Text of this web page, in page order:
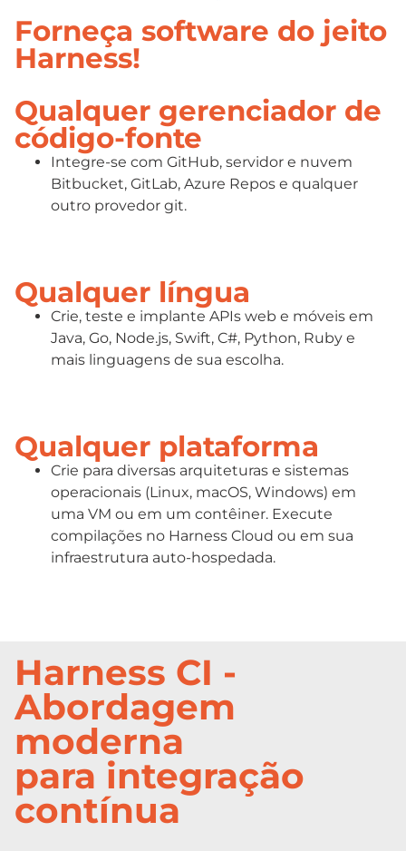
Forneça software do jeito
Harness!
Qualquer gerenciador de
código-fonte
Integre-se com GitHub, servidor e nuvem
Bitbucket, GitLab, Azure Repos e qualquer
outro provedor git.
Qualquer língua
Crie, teste e implante APIs web e móveis em
Java, Go, Node.js, Swift, C#, Python, Ruby e
mais linguagens de sua escolha.
Qualquer plataforma
Crie para diversas arquiteturas e sistemas
operacionais (Linux, macOS, Windows) em
uma VM ou em um contêiner. Execute
compilações no Harness Cloud ou em sua
infraestrutura auto-hospedada.
Harness CI -
Abordagem
moderna
para integração
contínua